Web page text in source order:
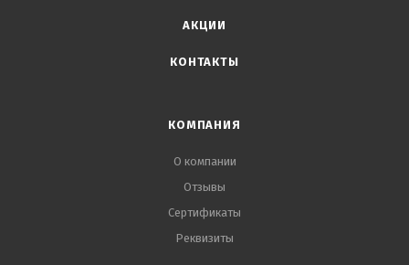
АКЦИИ
КОНТАКТЫ
КОМПАНИЯ
О компании
Отзывы
Сертификаты
Реквизиты